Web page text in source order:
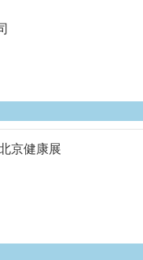
京健康展